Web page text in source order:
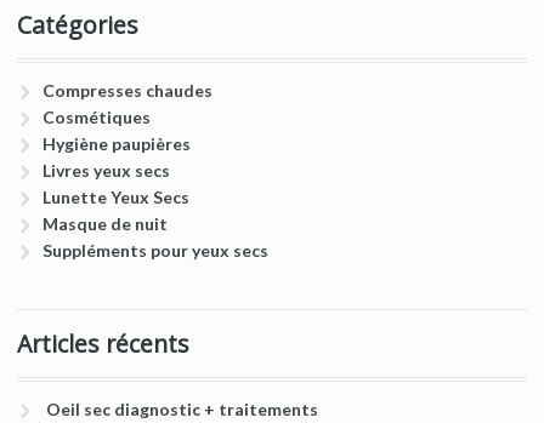
Catégories
Compresses chaudes
Cosmétiques
Hygiène paupières
Livres yeux secs
Lunette Yeux Secs
Masque de nuit
Suppléments pour yeux secs
Articles récents
Oeil sec diagnostic + traitements